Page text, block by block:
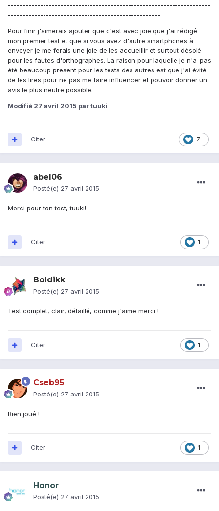
---------------------------------------------------------------------
----------------------------------------------------
Pour finir j'aimerais ajouter que c'est avec joie que j'ai rédigé
mon premier test et que si vous avez d'autre smartphones à
envoyer je me ferais une joie de les accueillir et surtout désolé
pour les fautes d'orthographes. La raison pour laquelle je n'ai pas
été beaucoup present pour les tests des autres est que j'ai évité
de les lires pour ne pas me faire influencer et pouvoir donner un
avis le plus neutre possible.
Modifié 27 avril 2015 par tuuki
7
Citer
abel06
Posté(e) 27 avril 2015
Merci pour ton test, tuuki!
1
Citer
Boldikk
Posté(e) 27 avril 2015
Test complet, clair, détaillé, comme j'aime merci !
1
Citer
Cseb95
Posté(e) 27 avril 2015
Bien joué !
1
Citer
Honor
Posté(e) 27 avril 2015